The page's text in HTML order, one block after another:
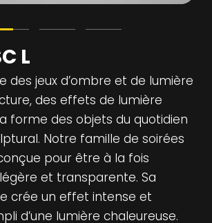
L
des jeux d’ombre et de lumière
des effets de lumière
forme des objets du quotidien
Notre famille de soirées
pour être à la fois
et transparente. Sa
crée un effet intense et
d’une lumière chaleureuse.